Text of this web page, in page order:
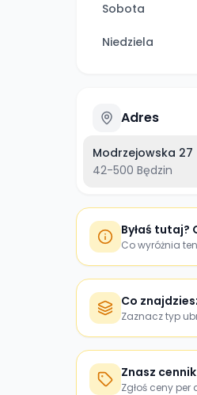
Sobota
Niedziela
Adres
Modrzejowska 27
42-500 Będzin
Byłaś tutaj?
Co wyróżnia
Co
Zaznacz typ
Znasz
Zgłoś ceny per